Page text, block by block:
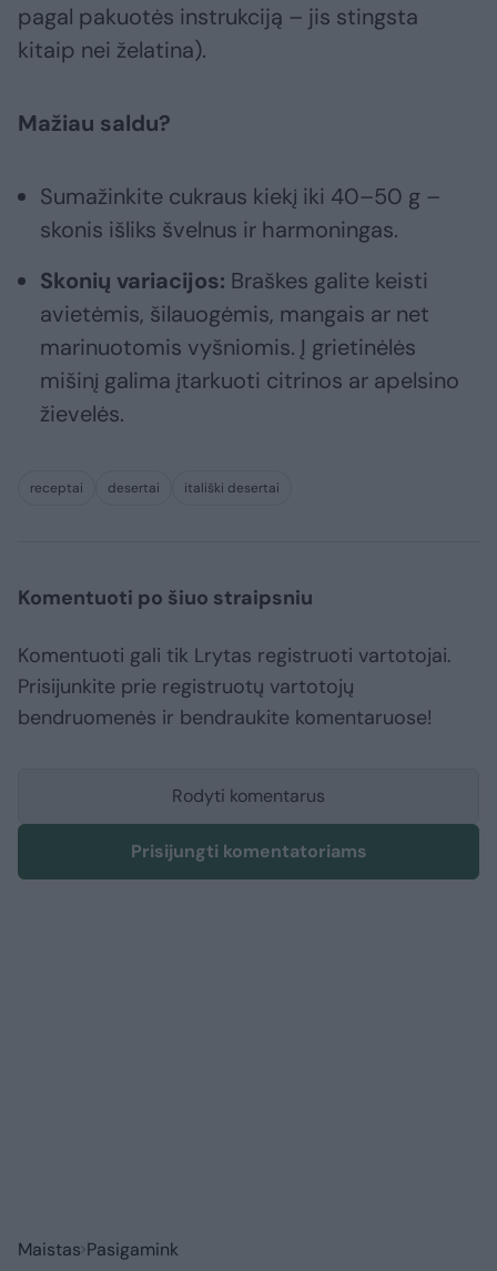
pagal pakuotės instrukciją – jis stingsta
kitaip nei želatina).
Mažiau saldu?
Sumažinkite cukraus kiekį iki 40–50 g –
skonis išliks švelnus ir harmoningas.
Skonių variacijos: Braškes galite keisti
avietėmis, šilauogėmis, mangais ar net
marinuotomis vyšniomis. Į grietinėlės
mišinį galima įtarkuoti citrinos ar apelsino
žievelės.
receptai desertai itališki desertai
Komentuoti po šiuo straipsniu
Komentuoti gali tik Lrytas registruoti vartotojai.
Prisijunkite prie registruotų vartotojų
bendruomenės ir bendraukite komentaruose!
Rodyti komentarus
Prisijungti komentatoriams
Maistas Pasigamink